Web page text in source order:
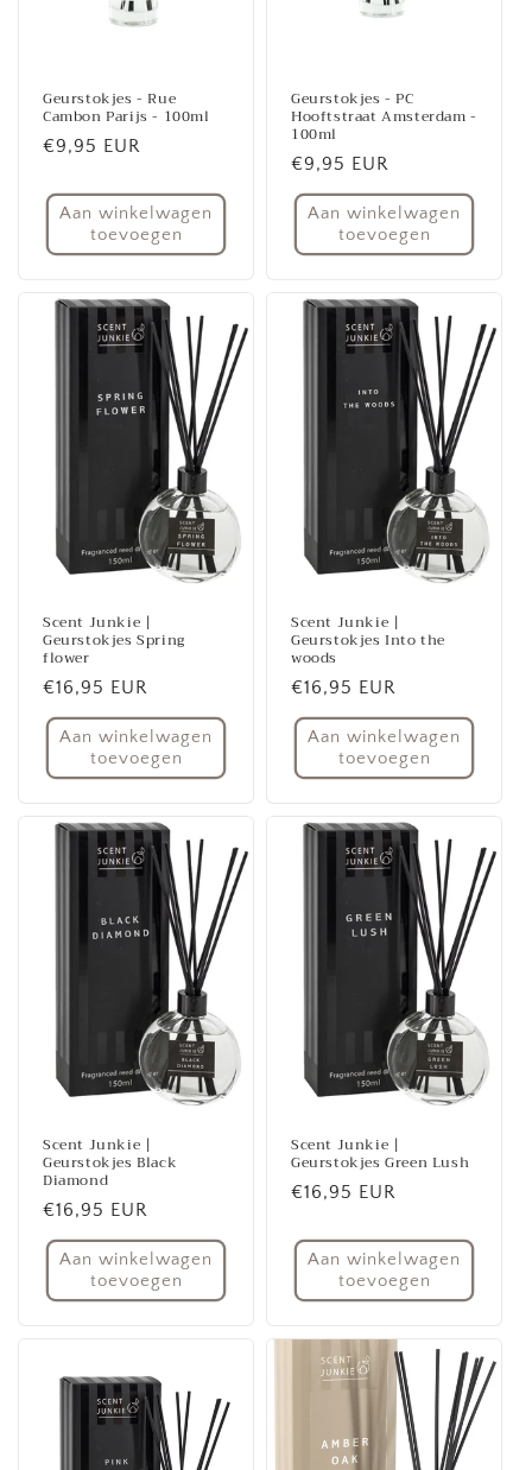
Geurstokjes - Rue
Cambon Parijs - 100ml
Normale
€9,95 EUR
Aan winkelwagen
toevoegen
Geurstokjes - PC
Hooftstraat Amsterdam -
100ml
Normale
prijs
€9,95 EUR
Aan winkelwagen
toevoegen
Scent Junkie |
Geurstokjes Spring
flower
Normale
prijs
€16,95 EUR
Aan winkelwagen
toevoegen
Scent Junkie |
Geurstokjes Into the
woods
Normale
prijs
€16,95 EUR
Aan winkelwagen
toevoegen
Scent Junkie |
Geurstokjes Black
Diamond
Normale
prijs
€16,95 EUR
Aan winkelwagen
toevoegen
Scent Junkie |
Geurstokjes Green Lush
Normale
€16,95 EUR
Aan winkelwagen
toevoegen